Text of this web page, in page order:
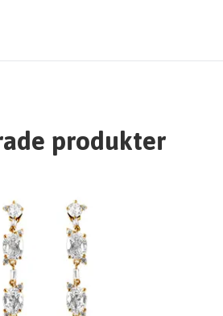
produkter